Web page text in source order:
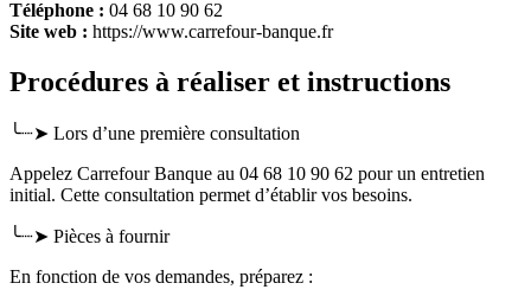
Téléphone : 04 68 10 90 62
Site web : https://www.carrefour-banque.fr
Procédures à réaliser et instructions
╰┈➤ Lors d’une première consultation
Appelez Carrefour Banque au 04 68 10 90 62 pour un entretien
initial. Cette consultation permet d’établir vos besoins.
╰┈➤ Pièces à fournir
En fonction de vos demandes, préparez :